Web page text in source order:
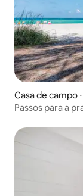
Casa de campo
Passos para a